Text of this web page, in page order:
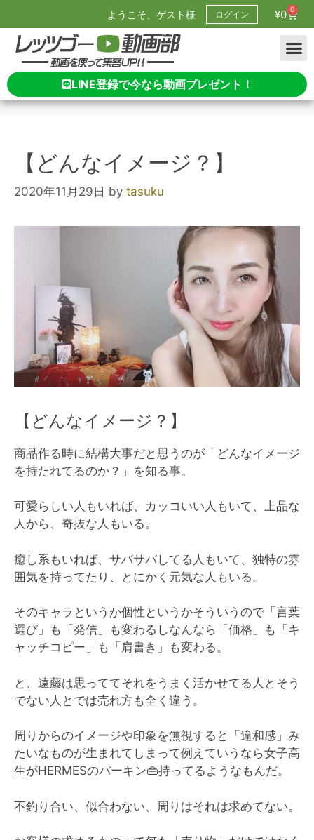
ようこそ、ゲスト様 ログイン ¥0 0
LINE登録で今なら動画プレゼント！
【どんなイメージ？】
2020年11月29日 by tasuku
【どんなイメージ？】
商品作る時に結構大事だと思うのが「どんなイメージ
を持たれてるのか？」を知る事。
可愛らしい人もいれば、カッコいい人もいて、上品な
人から、奇抜な人もいる。
癒し系もいれば、サバサバしてる人もいて、独特の雰
囲気を持ってたり、とにかく元気な人もいる。
そのキャラというか個性というかそういうので「言葉
選び」も「発信」も変わるしなんなら「価格」も「キ
ャッチコピー」も「肩書き」も変わる。
と、遠藤は思っててそれをうまく活かせてる人とそう
でない人とでは売れ方も全く違う。
周りからのイメージや印象を無視すると「違和感」み
たいなものが生まれてしまって例えていうなら女子高
生がHERMESのバーキン👜持ってるようなもんだ。
不釣り合い、似合わない、周りはそれは求めてない。